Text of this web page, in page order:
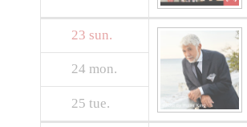
23 sun.
24 mon.
25 tue.